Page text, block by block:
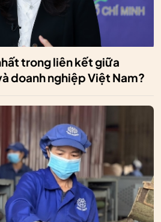
trong liên kết giữa
doanh nghiệp Việt Nam?